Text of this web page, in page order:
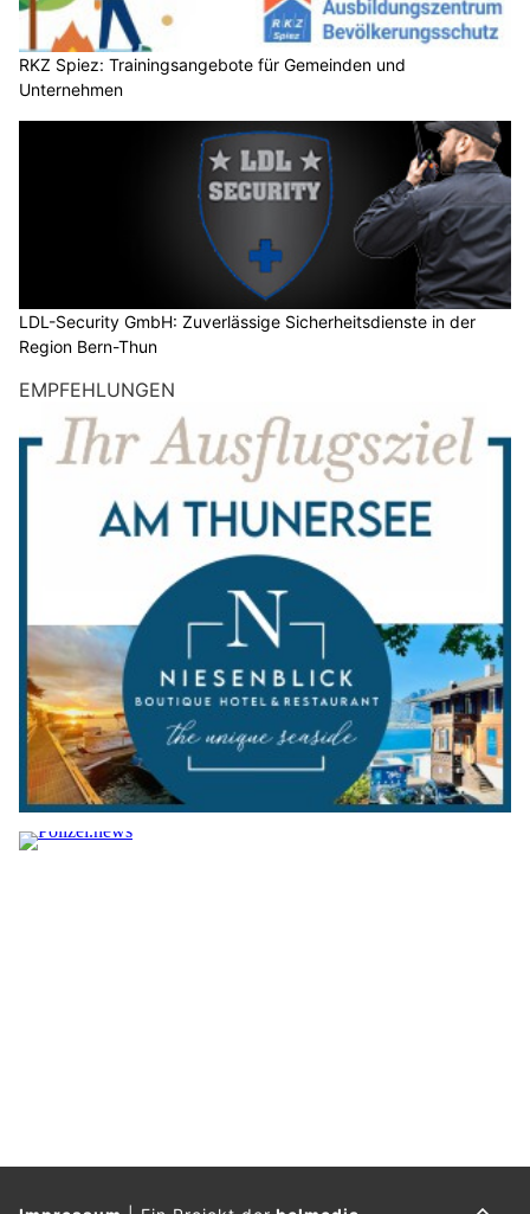
RKZ Spiez: Trainingsangebote für Gemeinden und
Unternehmen
LDL-Security GmbH: Zuverlässige Sicherheitsdienste in der
Region Bern-Thun
EMPFEHLUNGEN